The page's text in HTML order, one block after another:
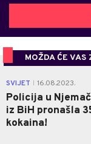
MOŽDA ĆE VAS
SVIJET 16.08.2023.
Policija u
iz BiH pronašla
kokaina!